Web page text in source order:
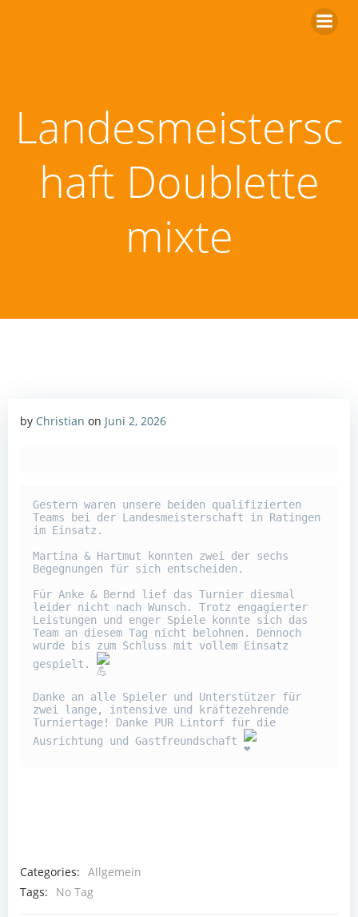
Landesmeistersc
haft Doublette
mixte
by Christian on Juni 2, 2026
Gestern waren unsere beiden qualifizierten
Teams bei der Landesmeisterschaft in Ratingen
im Einsatz.
Martina & Hartmut konnten zwei der sechs
Begegnungen für sich entscheiden.
Für Anke & Bernd lief das Turnier diesmal
leider nicht nach Wunsch. Trotz engagierter
Leistungen und enger Spiele konnte sich das
Team an diesem Tag nicht belohnen. Dennoch
wurde bis zum Schluss mit vollem Einsatz
gespielt.
Danke an alle Spieler und Unterstützer für
zwei lange, intensive und kräftezehrende
Turniertage! Danke PUR Lintorf für die
Ausrichtung und Gastfreundschaft
Categories: Allgemein
Tags:
No Tag